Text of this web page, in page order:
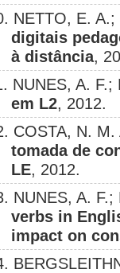
NETTO, E.
digitais
à distância,
NUNES, A.
em L2, 2012.
COSTA, N.
tomada de
LE, 2012.
NUNES, A.
verbs in
impact on